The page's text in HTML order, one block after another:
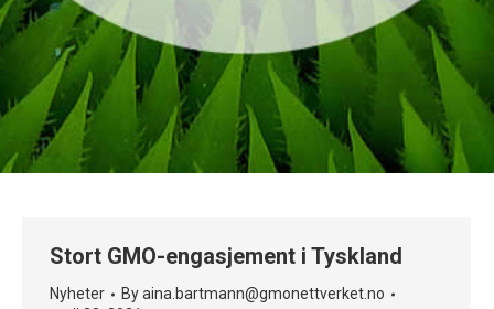
Stort GMO-engasjement i Tyskland
Nyheter Byaina.bartmann@gmonettverket.no